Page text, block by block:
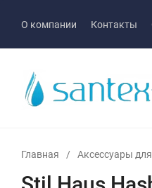
О компании Контакты
Главная / Аксессуары